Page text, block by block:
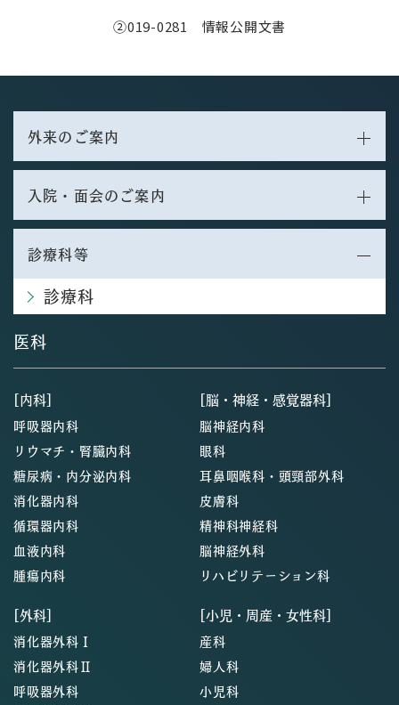
②019-0281 情報公開文書
外来のご案内
入院・面会のご案内
診療科等
診療科
医科
[内科]
呼吸器内科
リウマチ・腎臓内科
糖尿病・内分泌内科
消化器内科
循環器内科
血液内科
腫瘍内科
[外科]
消化器外科Ⅰ
消化器外科Ⅱ
呼吸器外科
[脳・神経・感覚器科]
脳神経内科
眼科
耳鼻咽喉科・頭頸部外科
皮膚科
精神科神経科
脳神経外科
リハビリテーション科
[小児・周産・女性科]
産科
婦人科
小児科